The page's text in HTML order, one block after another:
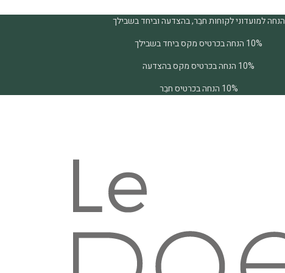
הנחה למועדוני לקוחות חבֵר, בהצדעה וביחד בשבילך
10% הנחה בכרטיס מקס ביחד בשבילך
10% הנחה בכרטיס מקס בהצדעה
10% הנחה בכרטיס חבֵר